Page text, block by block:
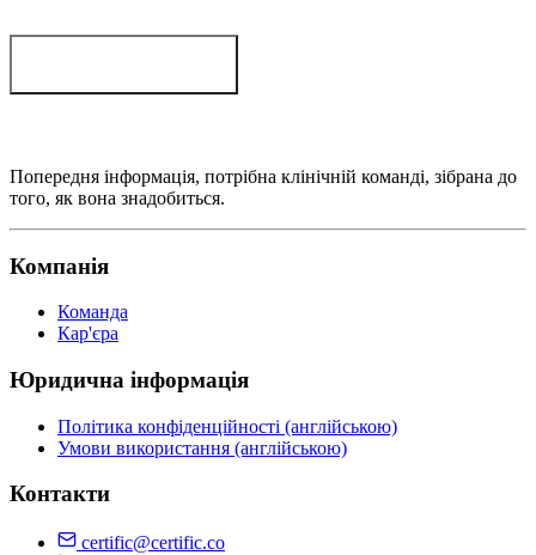
Попередня інформація, потрібна клінічній команді, зібрана до
того, як вона знадобиться.
Компанія
Команда
Кар'єра
Юридична інформація
Політика конфіденційності (англійською)
Умови використання (англійською)
Контакти
certific@certific.co